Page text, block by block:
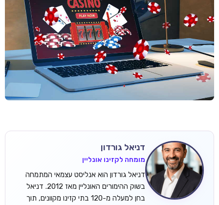
דניאל גורדון
מומחה לקזינו אונליין
דניאל גורדון הוא אנליסט עצמאי המתמחה
בשוק ההימורים האונליין מאז 2012. דניאל
בחן למעלה מ-120 בתי קזינו מקוונים, תוך